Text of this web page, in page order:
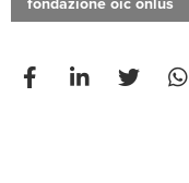
fondazione oic onlus